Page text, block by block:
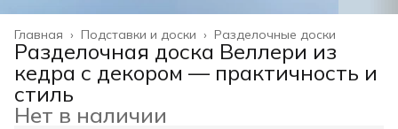
Разделочные доски
Подставки и доски ›
Главная ›
Разделочная доска Веллери из
кедра с декором — практичность и
стиль
Нет в наличии